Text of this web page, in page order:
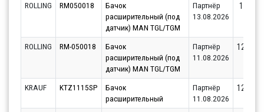
ROLLING RM050018
Бачок
расширительный (под
датчик) MAN TGL/TGM
Партнёр
13.08.2026
ROLLING RM-050018
Бачок
расширительный (под
датчик) MAN TGL/TGM
Партнёр
11.08.2026
KRAUF KTZ1115SP
Бачок
расширительный
Партнёр
11.08.2026